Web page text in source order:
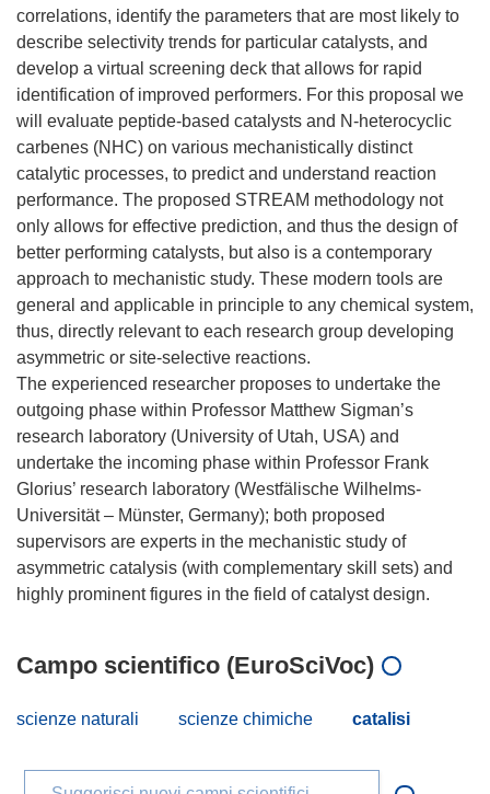
correlations, identify the parameters that are most likely to
describe selectivity trends for particular catalysts, and
develop a virtual screening deck that allows for rapid
identification of improved performers. For this proposal we
will evaluate peptide-based catalysts and N-heterocyclic
carbenes (NHC) on various mechanistically distinct
catalytic processes, to predict and understand reaction
performance. The proposed STREAM methodology not
only allows for effective prediction, and thus the design of
better performing catalysts, but also is a contemporary
approach to mechanistic study. These modern tools are
general and applicable in principle to any chemical system,
thus, directly relevant to each research group developing
asymmetric or site-selective reactions.
The experienced researcher proposes to undertake the
outgoing phase within Professor Matthew Sigman’s
research laboratory (University of Utah, USA) and
undertake the incoming phase within Professor Frank
Glorius’ research laboratory (Westfälische Wilhelms-
Universität – Münster, Germany); both proposed
supervisors are experts in the mechanistic study of
asymmetric catalysis (with complementary skill sets) and
Campo scientifico (EuroSciVoc)
scienze naturali scienze chimiche catalisi